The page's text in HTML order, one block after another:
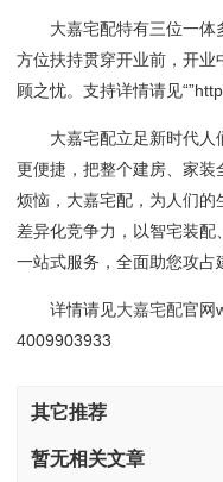
大嘉宅配特有三位一体
方位扶持贯穿开业前，开
顾之忧。支持详情请见
大嘉宅配立足新时代人们
更便捷，把整个建房、家装
烦恼，大嘉宅配，为人们的
差异化竞争力，以智宅装
一站式服务，全面助您攻占
详情请见大嘉宅配官网
4009903933
其它推荐
暂无相关文章